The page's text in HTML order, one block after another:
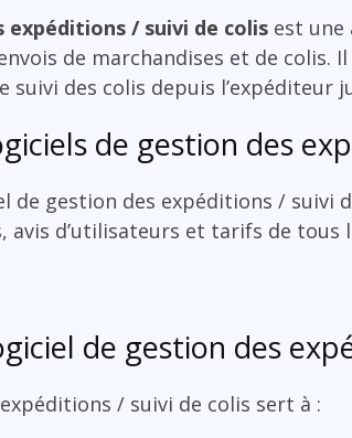
/ suivi de colis est
de marchandises et de colis.
des colis depuis l’expéditeur
de gestion des
de gestion des expéditions /
avis d’utilisateurs et tarifs de tous
de gestion des
/ suivi de colis sert à :